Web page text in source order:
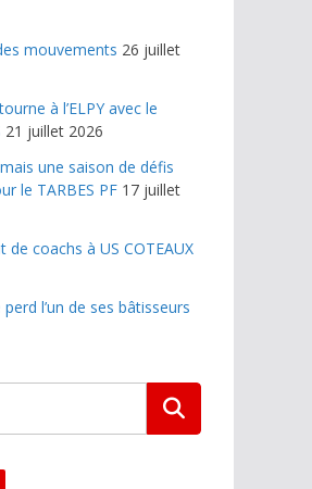
mouvements 26 juillet
à l’ELPY avec le
21 juillet 2026
une saison de défis
le TARBES PF 17 juillet
coachs à US COTEAUX
l’un de ses bâtisseurs